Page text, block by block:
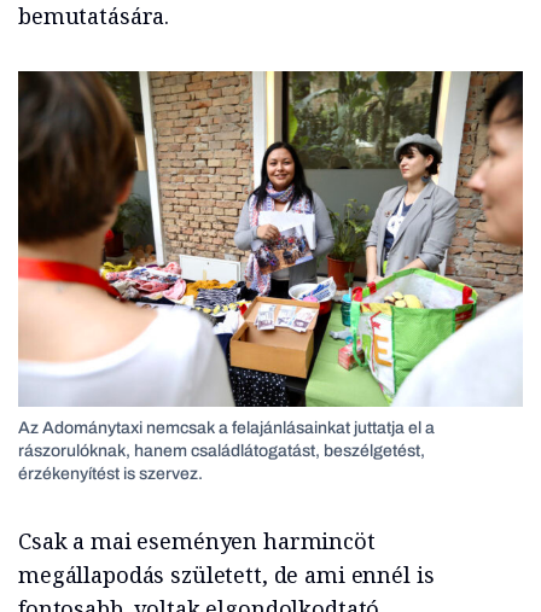
bemutatására.
Az Adománytaxi nemcsak a felajánlásainkat juttatja el a
rászorulóknak, hanem családlátogatást, beszélgetést,
érzékenyítést is szervez.
Csak a mai eseményen harmincöt
megállapodás született, de ami ennél is